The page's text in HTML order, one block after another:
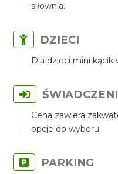
siłownia.
DZIECI
Dla dzieci mini kącik
Cena zawiera
opcje do wyboru.
PARKING